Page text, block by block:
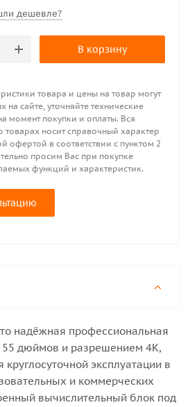
дешевле?
В корзину
товара и цены на товар могут
на сайте, уточняйте технические
момент покупки и оплаты. Вся
носит справочный характер
офертой в соответствии с пунктом 2
просим Вас при покупке
функций и характеристик.
надёжная профессиональная
55 дюймов и разрешением 4K,
эксплуатации в
и коммерческих
вычислительный блок под